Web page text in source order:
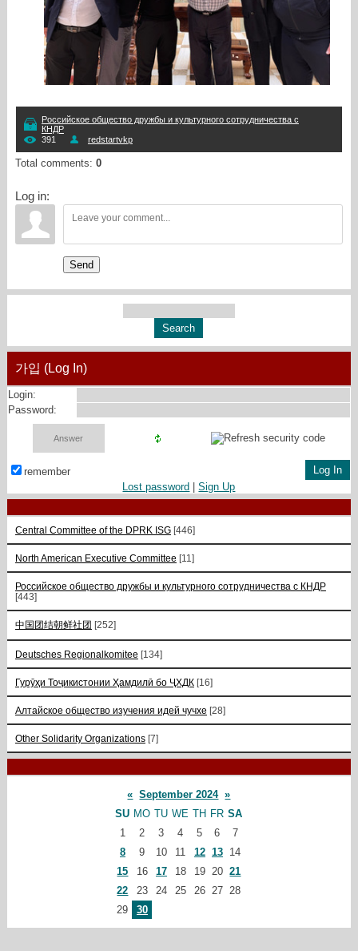
Российское общество дружбы и культурного сотрудничества с
КНДР
391
redstartvkp
Total comments: 0
Log in:
Send
가입 (Log In)
Login:
Password:
remember
Lost password |Sign Up
Central Committee of the DPRK ISG [446]
North American Executive Committee [11]
Российское общество дружбы и культурного сотрудничества с КНДР
[443]
中国团结朝鲜社团 [252]
Deutsches Regionalkomitee [134]
Гурӯҳи Тоҷикистонии Ҳамдилӣ бо ҶХДК [16]
Алтайское общество изучения идей чучхе [28]
Other Solidarity Organizations [7]
« September 2024 »
SU MO TU WE TH FR SA
1
2 3 4 5 6
7
8
9 10 11 12 13
14
15
16 17 18 19 20 21
22
23 24 25 26 27 28
29
30